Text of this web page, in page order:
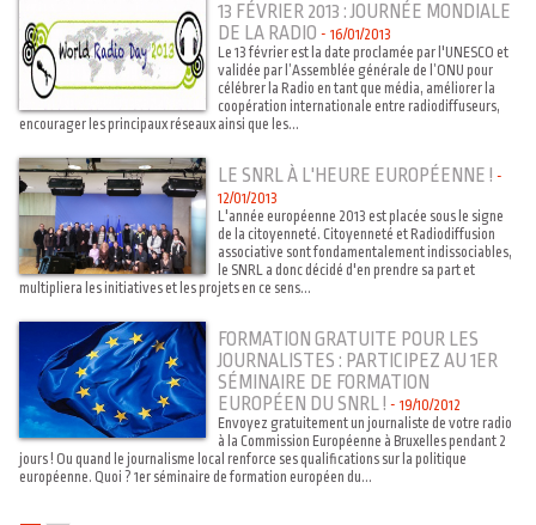
13 FÉVRIER 2013 : JOURNÉE MONDIALE
DE LA RADIO - 16/01/2013
Le 13 février est la date proclamée par l'UNESCO et
validée par l’Assemblée générale de l’ONU pour
célébrer la Radio en tant que média, améliorer la
coopération internationale entre radiodiffuseurs,
encourager les principaux réseaux ainsi que les...
LE SNRL À L'HEURE EUROPÉENNE ! -
12/01/2013
L'année européenne 2013 est placée sous le signe
de la citoyenneté. Citoyenneté et Radiodiffusion
associative sont fondamentalement indissociables,
le SNRL a donc décidé d'en prendre sa part et
multipliera les initiatives et les projets en ce sens...
FORMATION GRATUITE POUR LES
JOURNALISTES : PARTICIPEZ AU 1ER
SÉMINAIRE DE FORMATION
EUROPÉEN DU SNRL ! - 19/10/2012
Envoyez gratuitement un journaliste de votre radio
à la Commission Européenne à Bruxelles pendant 2
jours ! Ou quand le journalisme local renforce ses qualifications sur la politique
européenne. Quoi ? 1er séminaire de formation européen du...